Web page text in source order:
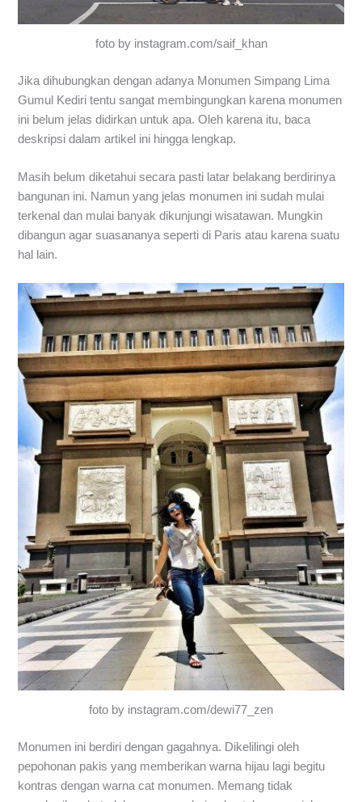
foto by instagram.com/saif_khan
Jika dihubungkan dengan adanya Monumen Simpang Lima
Gumul Kediri tentu sangat membingungkan karena monumen
ini belum jelas didirkan untuk apa. Oleh karena itu, baca
deskripsi dalam artikel ini hingga lengkap.
Masih belum diketahui secara pasti latar belakang berdirinya
bangunan ini. Namun yang jelas monumen ini sudah mulai
terkenal dan mulai banyak dikunjungi wisatawan. Mungkin
dibangun agar suasananya seperti di Paris atau karena suatu
hal lain.
foto by instagram.com/dewi77_zen
Monumen ini berdiri dengan gagahnya. Dikelilingi oleh
pepohonan pakis yang memberikan warna hijau lagi begitu
kontras dengan warna cat monumen. Memang tidak